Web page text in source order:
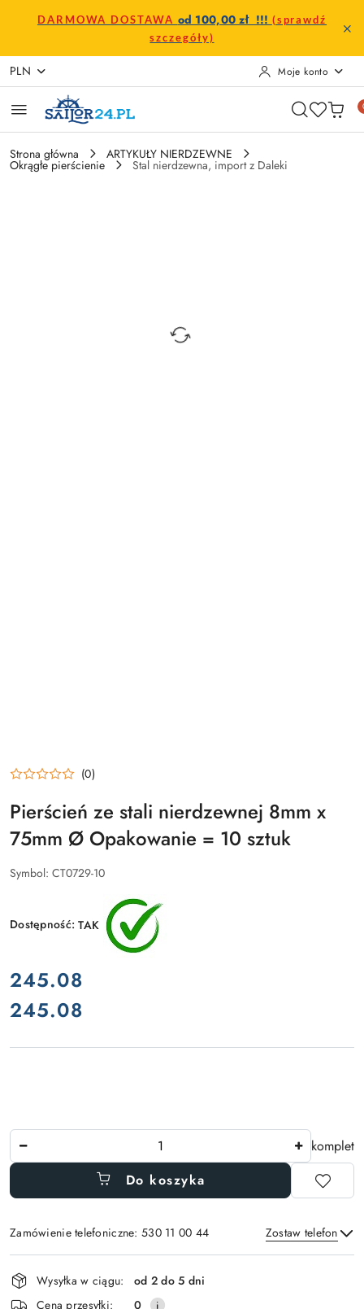
Przejdź do treści głównej
Przejdź do wyszukiwarki
Przejdź do moje konto
Przejdź do menu głównego
Przejdź do opisu produktu
Przejdź do stopki
DARMOWA DOSTAWA od 100,00 zł !!! (sprawdź
szczegóły)
PLN Moje konto
Strona główna ARTYKUŁY NIERDZEWNE
Okrągłe pierścienie Stal nierdzewna, import z Daleki
(0)
Pierścień ze stali nierdzewnej 8mm x
75mm Ø Opakowanie = 10 sztuk
Symbol: CT0729-10
Dostępność:TAK
cena:
245.08
Cena:
245.08
komplet
Do koszyka
Zamówienie telefoniczne: 530 11 00 44 Zostaw telefon
Dostępność
i
Wysyłka w ciągu:
od 2 do 5 dni
Cena przesyłki:
0